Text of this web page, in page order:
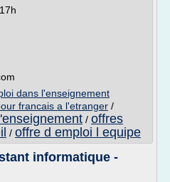
dans l'enseignement
francais a l'etranger /
/ offres
/ offre d emploi l equipe
informatique -